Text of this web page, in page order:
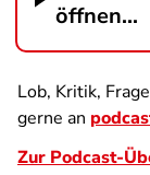
öffnen...
Lob, Kritik,
gerne an
Zur Podcast-